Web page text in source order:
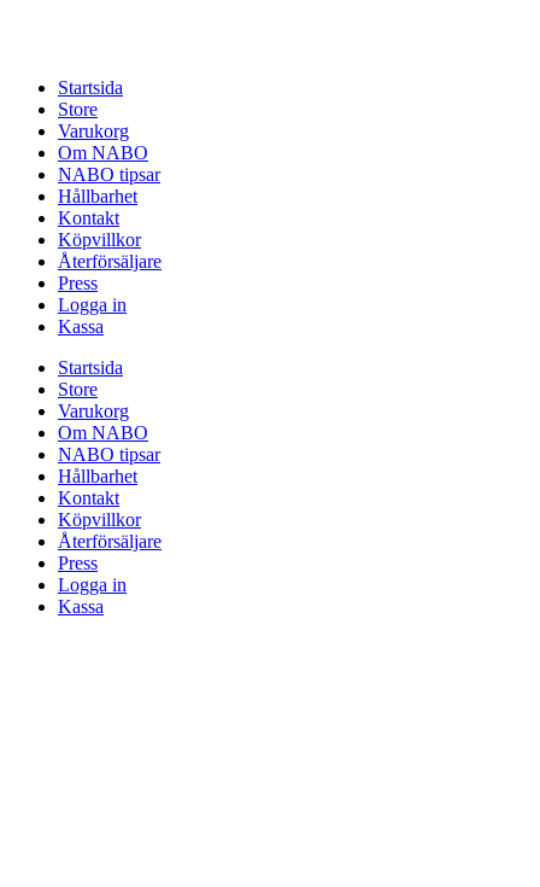
Startsida
Store
Varukorg
Om NABO
NABO tipsar
Hållbarhet
Kontakt
Köpvillkor
Återförsäljare
Press
Logga in
Kassa
Startsida
Store
Varukorg
Om NABO
NABO tipsar
Hållbarhet
Kontakt
Köpvillkor
Återförsäljare
Press
Logga in
Kassa